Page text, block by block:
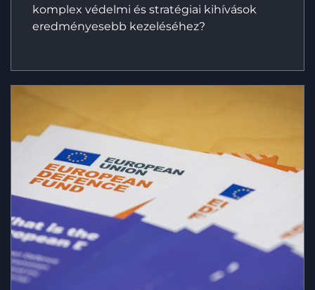
komplex védelmi és stratégiai kihívások
eredményesebb kezeléséhez?